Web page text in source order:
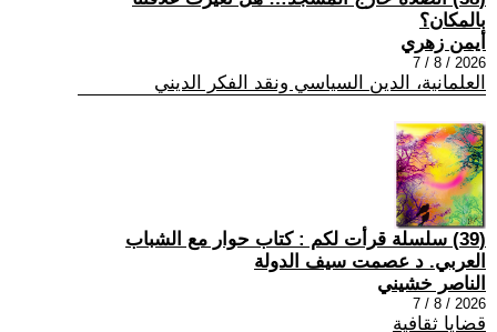
بالمكان؟
أيمن زهري
2026 / 8 / 7
العلمانية، الدين السياسي ونقد الفكر الديني
(39) سلسلة قرأت لكم : كتاب حوار مع الشباب
العربي. د عصمت سيف الدولة
الناصر خشيني
2026 / 8 / 7
قضايا ثقافية